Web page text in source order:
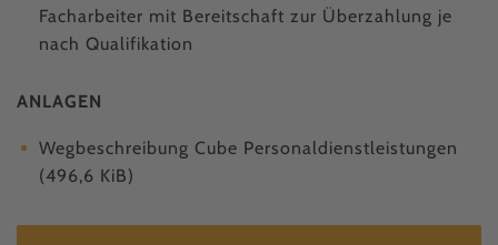
Facharbeiter mit Bereitschaft zur Überzahlung je
nach Qualifikation
ANLAGEN
Wegbeschreibung Cube Personaldienstleistungen
(496,6 KiB)